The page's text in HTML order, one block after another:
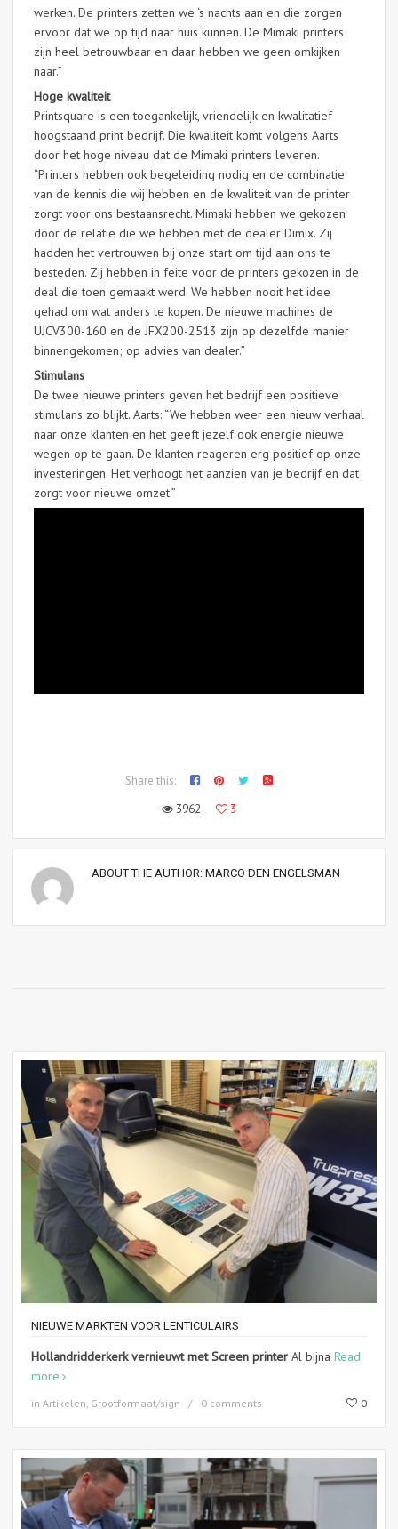
werken. De printers zetten we ‘s nachts aan en die zorgen
ervoor dat we op tijd naar huis kunnen. De Mimaki printers
zijn heel betrouwbaar en daar hebben we geen omkijken
naar.”
Hoge kwaliteit
Printsquare is een toegankelijk, vriendelijk en kwalitatief
hoogstaand print bedrijf. Die kwaliteit komt volgens Aarts
door het hoge niveau dat de Mimaki printers leveren.
“Printers hebben ook begeleiding nodig en de combinatie
van de kennis die wij hebben en de kwaliteit van de printer
zorgt voor ons bestaansrecht. Mimaki hebben we gekozen
door de relatie die we hebben met de dealer Dimix. Zij
hadden het vertrouwen bij onze start om tijd aan ons te
besteden. Zij hebben in feite voor de printers gekozen in de
deal die toen gemaakt werd. We hebben nooit het idee
gehad om wat anders te kopen. De nieuwe machines de
UJCV300-160 en de JFX200-2513 zijn op dezelfde manier
binnengekomen; op advies van dealer.”
Stimulans
De twee nieuwe printers geven het bedrijf een positieve
stimulans zo blijkt. Aarts: “We hebben weer een nieuw verhaal
naar onze klanten en het geeft jezelf ook energie nieuwe
wegen op te gaan. De klanten reageren erg positief op onze
investeringen. Het verhoogt het aanzien van je bedrijf en dat
zorgt voor nieuwe omzet.”
Share this:
3962
3
ABOUT THE AUTHOR: MARCO DEN ENGELSMAN
NIEUWE MARKTEN VOOR LENTICULAIRS
Hollandridderkerk vernieuwt met Screen printer Al bijna Read
more
in Artikelen, Grootformaat/sign 0 comments 0